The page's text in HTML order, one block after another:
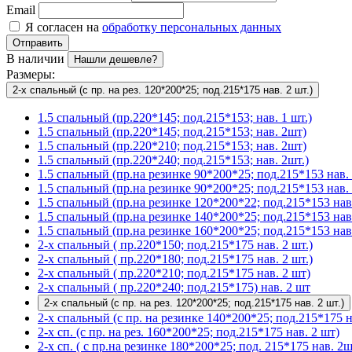
Email
Я согласен на обработку персональных данных
Отправить
В наличии Нашли дешевле?
Размеры:
2-х спальный (с пр. на рез. 120*200*25; под.215*175 нав. 2 шт.)
1.5 спальный (пр.220*145; под.215*153; нав. 1 шт.)
1.5 спальный (пр.220*145; под.215*153; нав. 2шт)
1.5 спальный (пр.220*210; под.215*153; нав. 2шт)
1.5 спальный (пр.220*240; под.215*153; нав. 2шт.)
1.5 спальный (пр.на резинке 90*200*25; под.215*153
1.5 спальный (пр.на резинке 90*200*25; под.215*153
1.5 спальный (пр.на резинке 120*200*22; под.215*153
1.5 спальный (пр.на резинке 140*200*25; под.215*153
1.5 спальный (пр.на резинке 160*200*25; под.215*153
2-х спальный ( пр.220*150; под.215*175 нав. 2 шт.)
2-х спальный ( пр.220*180; под.215*175 нав. 2 шт.)
2-х спальный ( пр.220*210; под.215*175 нав. 2 шт)
2-х спальный ( пр.220*240; под.215*175) нав. 2 шт
2-х спальный (с пр. на рез. 120*200*25; под.215*175 нав. 2 шт.)
2-х спальный (с пр. на резинке 140*200*25; под.215*175
2-х сп. (с пр. на рез. 160*200*25; под.215*175 нав. 2 шт)
2-х сп. ( с пр.на резинке 180*200*25; под. 215*175 нав.